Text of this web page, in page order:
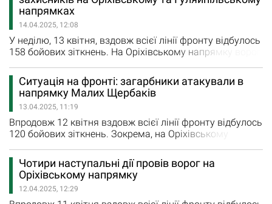
авіаудари в районах Гуляйполя,
Залізничного, Степногірська та Новоандріївки
Запорізької області. Загалом впродовж…
напрямках
14.04.2025, 12:08
У неділю, 13 квітня, вздовж всієї лінії фронту відбулось
158 бойових зіткнень. На Оріхівському напрямку ворог
Щербаків та Малих Щербаків, повідомили у Генштабі
ЗСУ. На Гуляйпільському напрямку відбулось 11
бойових зіткнень з противником у районах Новополя,
Новосілки, Привільного, Вільного Поля та Шевченка.…
Ситуація на фронті: загарбники атакували в
напрямку Малих Щербаків
13.04.2025, 11:19
Впродовж 12 квітня вздовж всієї лінії фронту відбулось
120 бойових зіткнень. Зокрема, на Оріхівському
вперед. Сили оборони відбили одну ворожу атаку в
напрямку Малих Щербаків. Крім того, агресор
завдавав авіаційних ударів по Гуляйполю. Загалом
впродовж суботи росіяни завдали 135 авіаційних
Чотири наступальні дії провів ворог на
Оріхівському напрямку
12.04.2025, 12:29